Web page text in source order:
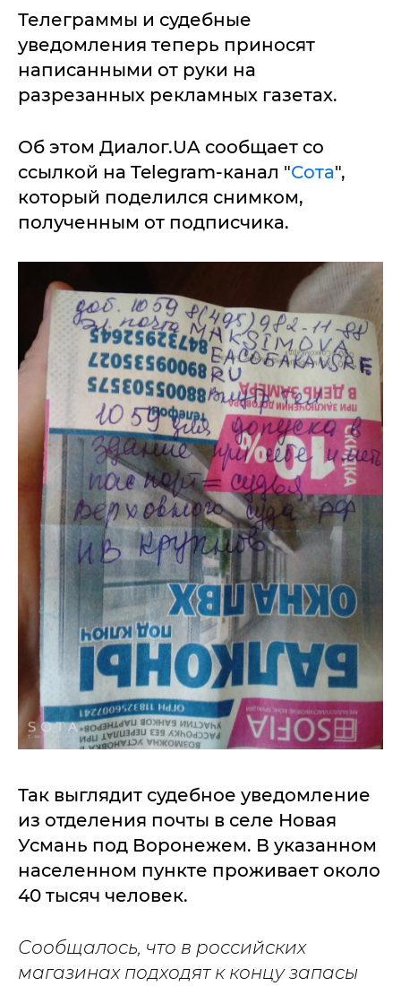
Телеграммы и судебные
уведомления теперь приносят
написанными от руки на
разрезанных рекламных газетах.
Об этом Диалог.UA сообщает со
ссылкой на Telegram-канал "Сота",
который поделился снимком,
полученным от подписчика.
Так выглядит судебное уведомление
из отделения почты в селе Новая
Усмань под Воронежем. В указанном
населенном пункте проживает около
40 тысяч человек.
Сообщалось, что в российских
магазинах подходят к концу запасы